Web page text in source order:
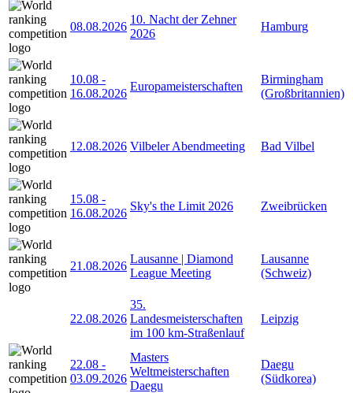
08.08.2026
10. Nacht der Zehner
2026
Hamburg
10.08 -
16.08.2026
Europameisterschaften
Birmingham
(Großbritannien)
12.08.2026 Vilbeler Abendmeeting Bad Vilbel
15.08 -
16.08.2026
Sky's the Limit 2026 Zweibrücken
21.08.2026
Lausanne | Diamond
League Meeting
Lausanne
(Schweiz)
22.08.2026
35.
Landesmeisterschaften
im 100 km-Straßenlauf
Leipzig
22.08 -
03.09.2026
Masters
Weltmeisterschaften
Daegu
Daegu
(Südkorea)